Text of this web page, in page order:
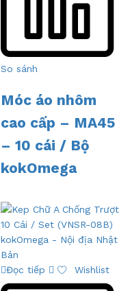
So sánh
Móc áo nhôm
cao cấp – MA45
– 10 cái / Bộ
kokOmega
Đọc tiếp Wishlist